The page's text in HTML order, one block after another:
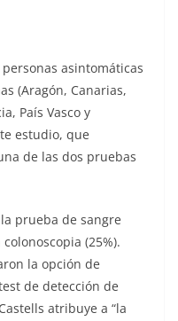
asintomáticas
(Aragón, Canarias,
País Vasco y
estudio, que
de las dos pruebas
prueba de sangre
(25%).
la opción de
de detección de
atribuye a “la